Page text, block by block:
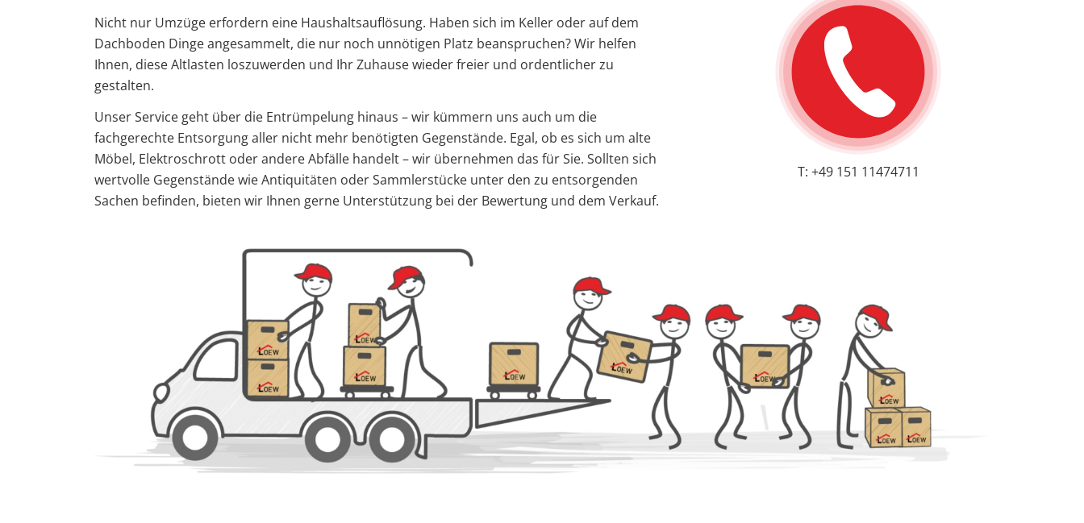
Nicht nur Umzüge erfordern eine Haushaltsauflösung. Haben sich im Keller oder auf dem
Dachboden Dinge angesammelt, die nur noch unnötigen Platz beanspruchen? Wir helfen
Ihnen, diese Altlasten loszuwerden und Ihr Zuhause wieder freier und ordentlicher zu
gestalten.
Unser Service geht über die Entrümpelung hinaus – wir kümmern uns auch um die
fachgerechte Entsorgung aller nicht mehr benötigten Gegenstände. Egal, ob es sich um alte
Möbel, Elektroschrott oder andere Abfälle handelt – wir übernehmen das für Sie. Sollten sich
wertvolle Gegenstände wie Antiquitäten oder Sammlerstücke unter den zu entsorgenden
Sachen befinden, bieten wir Ihnen gerne Unterstützung bei der Bewertung und dem Verkauf.
T: +49 151 11474711